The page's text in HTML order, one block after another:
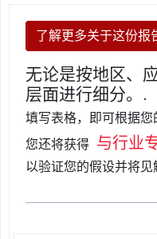
了解更多关于这份报
无论是按地区、
层面进行细分。.
填写表格，即可根据
您还将获得 与行业
以验证您的假设并将见